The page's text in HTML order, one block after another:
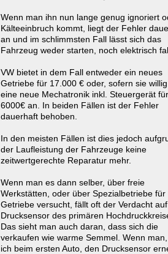
Wenn man ihn nun lange genug ignoriert
Kälteeinbruch kommt, liegt der Fehler
an und im schlimmsten Fall lässt sich das
Fahrzeug weder starten, noch elektrisch
VW bietet in dem Fall entweder ein neues
Getriebe für 17.000 € oder, sofern sie
eine neue Mechatronik inkl. Steuergerät
6000€ an. In beiden Fällen ist der Fehler
dauerhaft behoben.
In den meisten Fällen ist dies jedoch
der Laufleistung der Fahrzeuge keine
zeitwertgerechte Reparatur mehr.
Wenn man es dann selber, über freie
Werkstätten, oder über Spezialbetriebe für
Getriebe versucht, fällt oft der Verdacht
Drucksensor des primären
Das sieht man auch daran, dass sich die
verkaufen wie warme Semmel. Wenn
ich beim ersten Auto, den Drucksensor